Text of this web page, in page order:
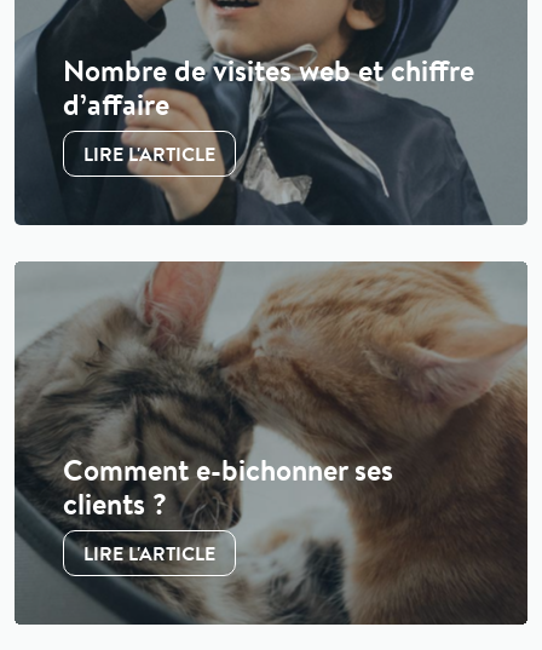
Nombre de visites web et chiffre
d’affaire
LIRE L'ARTICLE
Comment e-bichonner ses
clients ?
LIRE L'ARTICLE